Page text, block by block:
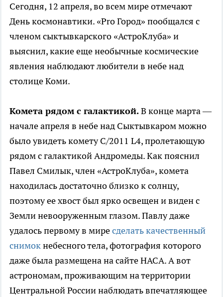
Сегодня, 12 апреля, во всем мире отмечают
День космонавтики. «Pro Город» пообщался с
членом сыктывкарского «АстроКлуба» и
выяснил, какие еще необычные космические
явления наблюдают любители в небе над
столице Коми.
Комета рядом с галактикой.В конце марта —
начале апреля в небе над Сыктывкаром можно
было увидеть комету C/2011 L4, пролетающую
рядом с галактикой Андромеды. Как пояснил
Павел Смилык, член «АстроКлуба», комета
находилась достаточно близко к солнцу,
поэтому ее хвост был ярко освещен и виден с
Земли невооруженным глазом. Павлу даже
удалось первому в миресделать качественный
снимокнебесного тела, фотография которого
даже была размещена на сайте НАСА. А вот
астрономам, проживающим на территории
Центральной России наблюдать впечатляющее